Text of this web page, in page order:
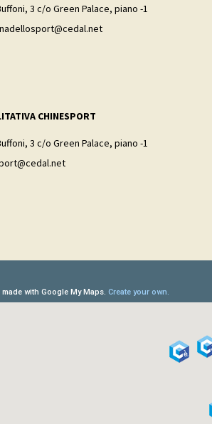
3 c/o Green Palace, piano -1
CHINESPORT
3 c/o Green Palace, piano -1